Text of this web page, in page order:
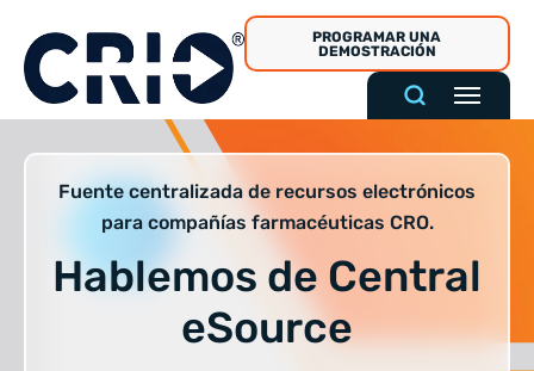
contenido
PROGRAMAR UNA
DEMOSTRACIÓN
Fuente centralizada de recursos electrónicos
para compañías farmacéuticas CRO.
Hablemos de Central
eSource